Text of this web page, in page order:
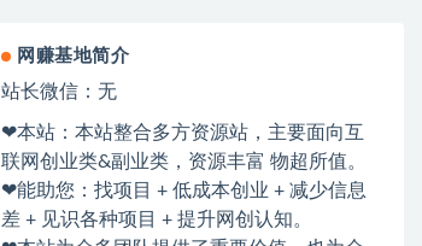
网赚基地简介
站长微信：无
❤本站：本站整合多方资源站，主要面向互
联网创业类&副业类，资源丰富 物超所值。
❤能助您：找项目 + 低成本创业 + 减少信息
差 + 见识各种项目 + 提升网创认知。